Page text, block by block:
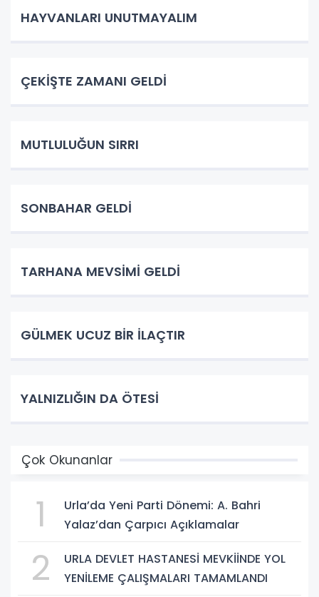
HAYVANLARI UNUTMAYALIM
ÇEKİŞTE ZAMANI GELDİ
MUTLULUĞUN SIRRI
SONBAHAR GELDİ
TARHANA MEVSİMİ GELDİ
GÜLMEK UCUZ BİR İLAÇTIR
YALNIZLIĞIN DA ÖTESİ
Çok Okunanlar
1
Urla’da Yeni Parti Dönemi: A. Bahri
Yalaz’dan Çarpıcı Açıklamalar
2
URLA DEVLET HASTANESİ MEVKİİNDE YOL
YENİLEME ÇALIŞMALARI TAMAMLANDI